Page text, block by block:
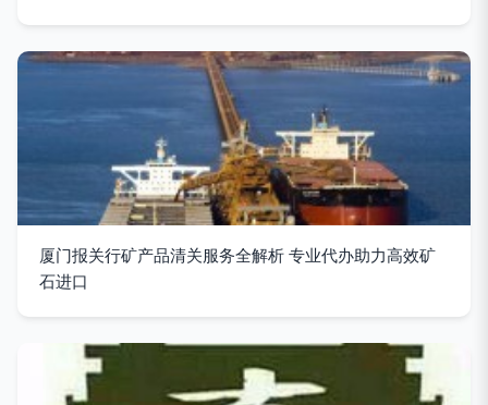
厦门报关行矿产品清关服务全解析 专业代办助力高效矿
石进口